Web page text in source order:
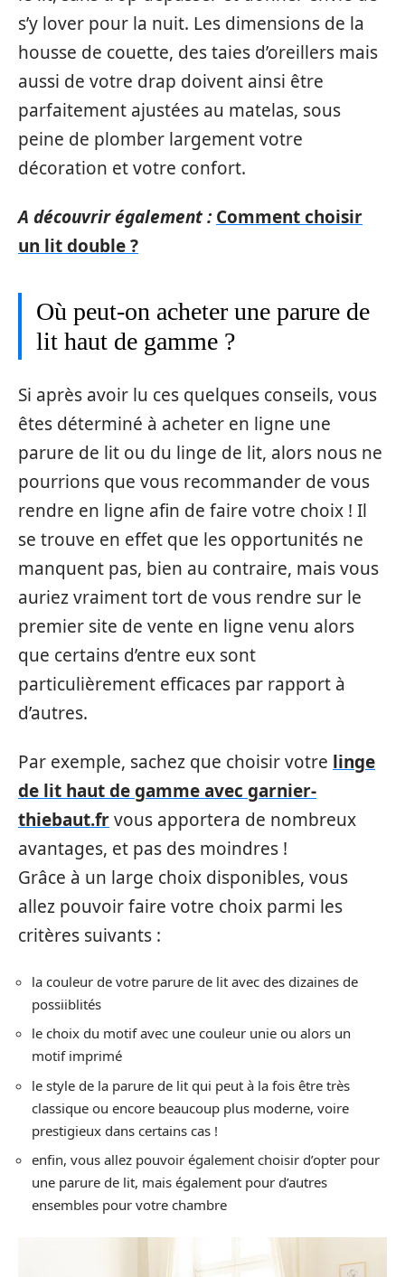
s’y lover pour la nuit. Les dimensions de la
housse de couette, des taies d’oreillers mais
aussi de votre drap doivent ainsi être
parfaitement ajustées au matelas, sous
peine de plomber largement votre
décoration et votre confort.
A découvrir également : Comment choisir
un lit double ?
Où peut-on acheter une parure de
lit haut de gamme ?
Si après avoir lu ces quelques conseils, vous
êtes déterminé à acheter en ligne une
parure de lit ou du linge de lit, alors nous ne
pourrions que vous recommander de vous
rendre en ligne afin de faire votre choix ! Il
se trouve en effet que les opportunités ne
manquent pas, bien au contraire, mais vous
auriez vraiment tort de vous rendre sur le
premier site de vente en ligne venu alors
que certains d’entre eux sont
particulièrement efficaces par rapport à
d’autres.
Par exemple, sachez que choisir votre linge
de lit haut de gamme avec garnier-
thiebaut.frvous apportera de nombreux
avantages, et pas des moindres !
Grâce à un large choix disponibles, vous
allez pouvoir faire votre choix parmi les
critères suivants :
la couleur de votre parure de lit avec des dizaines de
possiiblités
le choix du motif avec une couleur unie ou alors un
motif imprimé
le style de la parure de lit qui peut à la fois être très
classique ou encore beaucoup plus moderne, voire
prestigieux dans certains cas !
enfin, vous allez pouvoir également choisir d’opter pour
une parure de lit, mais également pour d’autres
ensembles pour votre chambre